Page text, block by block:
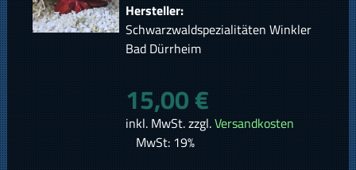
Hersteller:
Schwarzwaldspezialitäten Winkler
Bad Dürrheim
15,00 €
inkl. MwSt. zzgl.Versandkosten
MwSt: 19%